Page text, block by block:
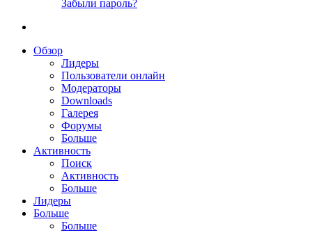
Забыли пароль?
Обзор
Лидеры
Пользователи онлайн
Модераторы
Downloads
Галерея
Форумы
Больше
Активность
Поиск
Активность
Больше
Лидеры
Больше
Больше